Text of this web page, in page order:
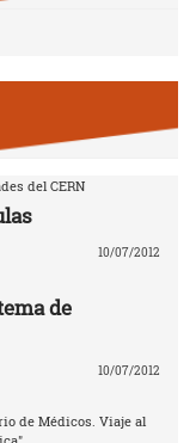
del CERN
10/07/2012
de
10/07/2012
de Médicos. Viaje al